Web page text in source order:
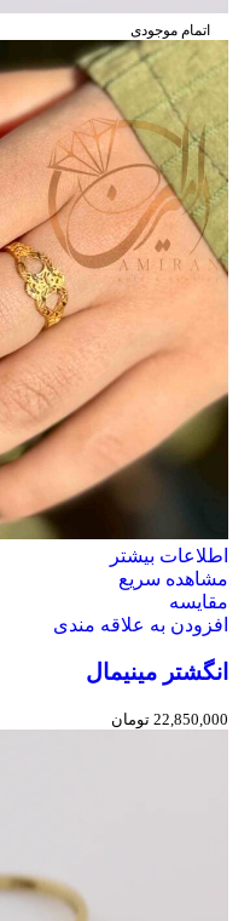
اتمام موجودی
اطلاعات بیشتر
مشاهده سریع
مقایسه
افزودن به علاقه مندی
انگشتر مینیمال
22,850,000 تومان